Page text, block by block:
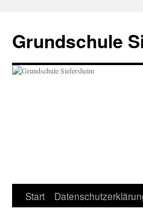
springen
Grundschule
Start